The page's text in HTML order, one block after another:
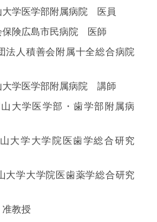
学医学部附属病院 医員
険広島市民病院 医師
人積善会附属十全総合病院
学医学部附属病院 講師
大学医学部・歯学部附属病
大学大学院医歯学総合研究
学大学院医歯薬学総合研究
教授